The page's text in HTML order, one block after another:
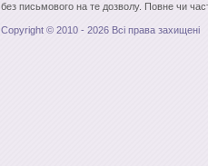
без письмового на те дозволу. Повне чи
Copyright © 2010 - 2026 Всі права захищені